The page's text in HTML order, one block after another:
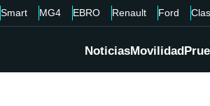
Smart MG4 EBRO Renault Ford
NoticiasMovilidad